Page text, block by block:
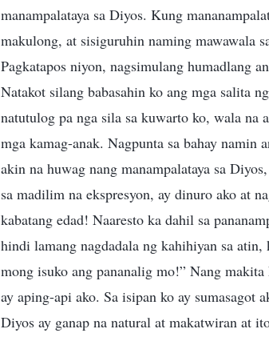
manampalataya sa Diyos. Kung
makulong, at sisiguruhin naming mawawala
Pagkatapos niyon, nagsimulang humadlang
Natakot silang babasahin ko ang mga salita
natutulog pa nga sila sa kuwarto ko, wala na
mga kamag-anak. Nagpunta sa bahay namin
akin na huwag nang manampalataya sa
sa madilim na ekspresyon, ay dinuro ako at
kabatang edad! Naaresto ka dahil sa
hindi lamang nagdadala ng kahihiyan sa
mong isuko ang pananalig mo!” Nang
ay aping-api ako. Sa isipan ko ay sumasagot
Diyos ay ganap na natural at makatwiran at